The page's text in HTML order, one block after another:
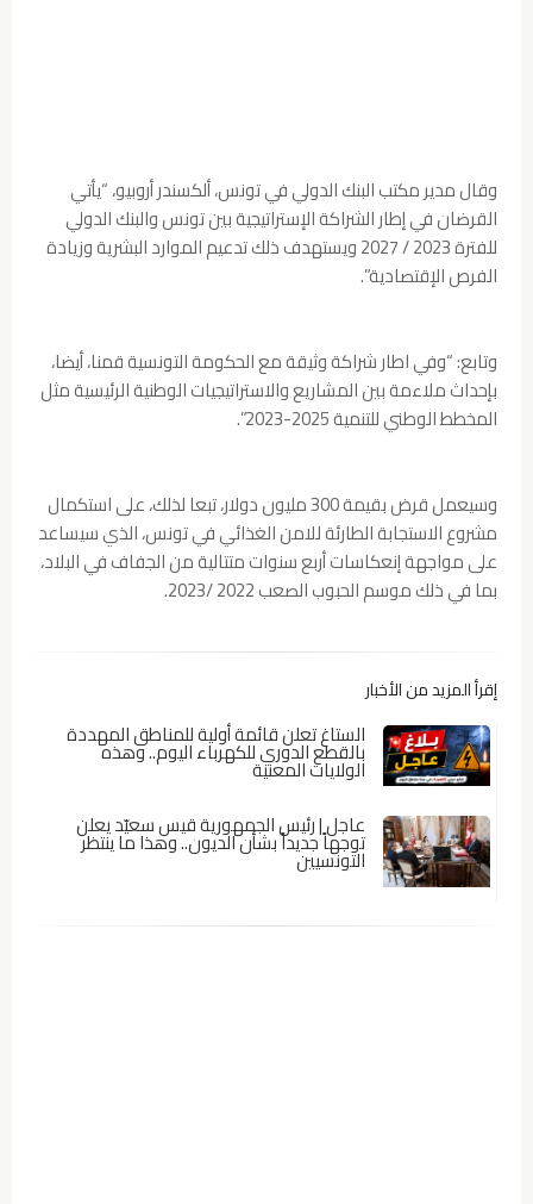
وقال مدير مكتب البنك الدولي في تونس، ألكسندر أروبيو، “يأتي
القرضان في إطار الشراكة الإستراتيجية بين تونس والبنك الدولي
للفترة 2023 / 2027 ويستهدف ذلك تدعيم الموارد البشرية وزيادة
الفرص الإقتصادية”.
وتابع: “وفي اطار شراكة وثيقة مع الحكومة التونسية قمنا، أيضا،
بإحداث ملاءمة بين المشاريع والاستراتيجيات الوطنية الرئيسية مثل
المخطط الوطني للتنمية 2025-2023”.
وسيعمل قرض بقيمة 300 مليون دولار، تبعا لذلك، على استكمال
مشروع الاستجابة الطارئة للامن الغذائي في تونس، الذي سيساعد
على مواجهة إنعكاسات أربع سنوات متتالية من الجفاف في البلاد،
بما في ذلك موسم الحبوب الصعب 2022 /2023.
إقرأ المزيد من الأخبار
الستاغ تعلن قائمة أولية للمناطق المهددة
بالقطع الدوري للكهرباء اليوم.. وهذه
الولايات المعنية
عاجل | رئيس الجمهورية قيس سعيّد يعلن
توجهاً جديداً بشأن الديون.. وهذا ما ينتظر
التونسيين